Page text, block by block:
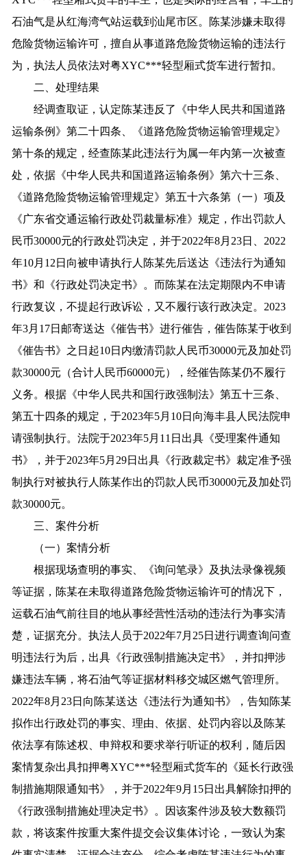
石油气是从红海湾气站运载到汕尾市区。陈某涉嫌未取得
危险货物运输许可，擅自从事道路危险货物运输的违法行
为，执法人员依法对粤XYC***轻型厢式货车进行暂扣。
二、处理结果
经调查取证，认定陈某违反了《中华人民共和国道路
运输条例》第二十四条、《道路危险货物运输管理规定》
第十条的规定，经查陈某此违法行为属一年内第一次被查
处，依据《中华人民共和国道路运输条例》第六十三条、
《道路危险货物运输管理规定》第五十六条第（一）项及
《广东省交通运输行政处罚裁量标准》规定，作出罚款人
民币30000元的行政处罚决定，并于2022年8月23日、2022
年10月12日向被申请执行人陈某先后送达《违法行为通知
书》和《行政处罚决定书》。而陈某在法定期限内不申请
行政复议，不提起行政诉讼，又不履行该行政决定。2023
年3月17日邮寄送达《催告书》进行催告，催告陈某于收到
《催告书》之日起10日内缴清罚款人民币30000元及加处罚
款30000元（合计人民币60000元），经催告陈某仍不履行
义务。根据《中华人民共和国行政强制法》第五十三条、
第五十四条的规定，于2023年5月10日向海丰县人民法院申
请强制执行。法院于2023年5月11日出具《受理案件通知
书》，并于2023年5月29日出具《行政裁定书》裁定准予强
制执行对被执行人陈某作出的罚款人民币30000元及加处罚
款30000元。
三、案件分析
（一）案情分析
根据现场查明的事实、《询问笔录》及执法录像视频
等证据，陈某在未取得道路危险货物运输许可的情况下，
运载石油气前往目的地从事经营性活动的违法行为事实清
楚，证据充分。执法人员于2022年7月25日进行调查询问查
明违法行为后，出具《行政强制措施决定书》，并扣押涉
嫌违法车辆，将石油气等证据材料移交城区燃气管理所。
2022年8月23日向陈某送达《违法行为通知书》，告知陈某
拟作出行政处罚的事实、理由、依据、处罚内容以及陈某
依法享有陈述权、申辩权和要求举行听证的权利，随后因
案情复杂出具扣押粤XYC***轻型厢式货车的《延长行政强
制措施期限通知书》，并于2022年9月15日出具解除扣押的
《行政强制措施处理决定书》。因该案件涉及较大数额罚
款，将该案件按重大案件提交会议集体讨论，一致认为案